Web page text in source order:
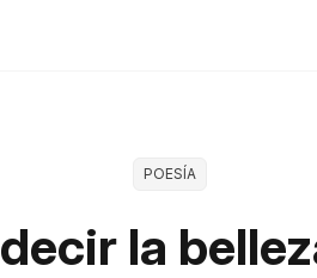
POESÍA
decir la